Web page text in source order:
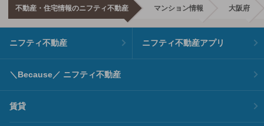
不動産・住宅情報のニフティ不動産 マンション情報 大阪府
ニフティ不動産 ニフティ不動産アプリ
＼Because／ ニフティ不動産
賃貸